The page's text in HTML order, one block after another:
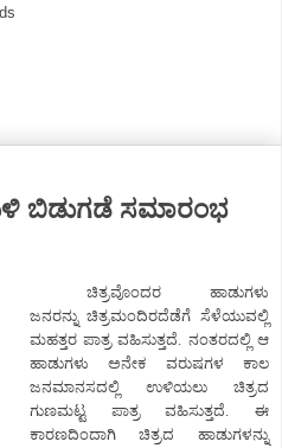
ಬಿಡುಗಡೆ ಸಮಾರಂಭ
ಚಿತ್ರವೊಂದರ ಹಾಡುಗಳು
ಜನರನ್ನು ಚಿತ್ರಮಂದಿರದೆಡೆಗೆ ಸೆಳೆಯುವಲ್ಲಿ
ಮಹತ್ತರ ಪಾತ್ರ ವಹಿಸುತ್ತದೆ. ನಂತರದಲ್ಲಿ ಆ
ಹಾಡುಗಳು ಅನೇಕ ವರುಷಗಳ ಕಾಲ
ಜನಮಾನಸದಲ್ಲಿ ಉಳಿಯಲು ಚಿತ್ರದ
ಗುಣಮಟ್ಟ ಪಾತ್ರ ವಹಿಸುತ್ತದೆ. ಈ
ಕಾರಣದಿಂದಾಗಿ ಚಿತ್ರದ ಹಾಡುಗಳನ್ನು